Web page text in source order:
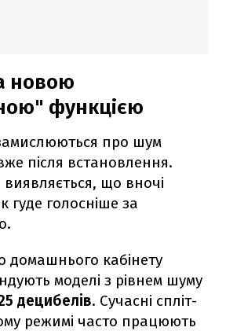
новою
функцією
про шум
після встановлення.
що вночі
гуде голосніше за
домашнього кабінету
моделі з рівнем шуму
децибелів. Сучасні спліт-
режимі часто працюють